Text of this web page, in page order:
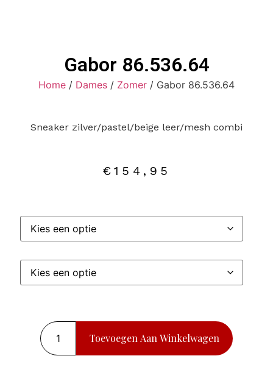
Gabor 86.536.64
Home / Dames / Zomer / Gabor 86.536.64
Sneaker zilver/pastel/beige leer/mesh combi
€ 154,95
Toevoegen Aan Winkelwagen